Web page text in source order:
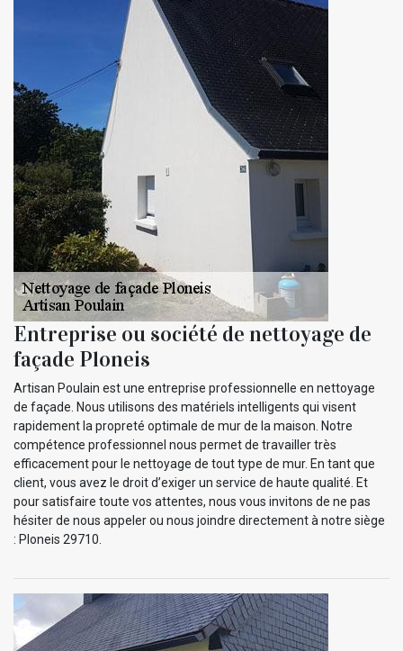
Entreprise ou société de nettoyage de
façade Ploneis
Artisan Poulain est une entreprise professionnelle en nettoyage
de façade. Nous utilisons des matériels intelligents qui visent
rapidement la propreté optimale de mur de la maison. Notre
compétence professionnel nous permet de travailler très
efficacement pour le nettoyage de tout type de mur. En tant que
client, vous avez le droit d’exiger un service de haute qualité. Et
pour satisfaire toute vos attentes, nous vous invitons de ne pas
hésiter de nous appeler ou nous joindre directement à notre siège
: Ploneis 29710.